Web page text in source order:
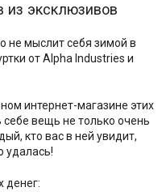
из эксклюзивов
не мыслит себя зимой в
от Alpha Industries и
интернет-магазине этих
вещь не только очень
кто вас в ней увидит,
удалась!
денег: